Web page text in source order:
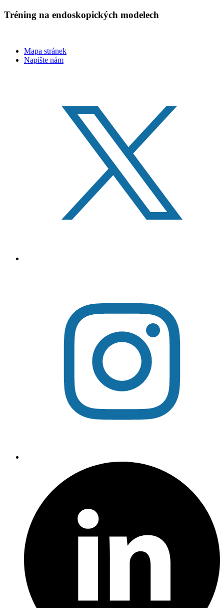
Tréning na endoskopických modelech
Mapa stránek
Napište nám